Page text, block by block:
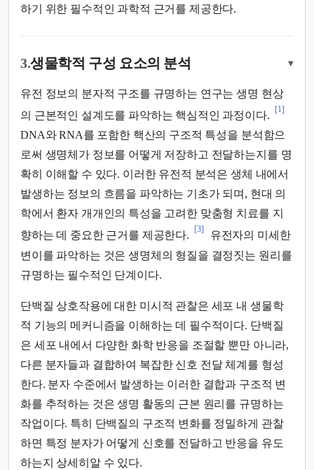
하기 위한 필수적인 과학적 근거를 제공한다.
3.생물학적 구성 요소의 분석 ▾
유전 정보의 분자적 구조를 규명하는 연구는 생명 현상
의 근본적인 설계도를 파악하는 핵심적인 과정이다.
[1]
DNA와 RNA를 포함한 핵산의 구조적 특성을 분석함으
로써 생명체가 정보를 어떻게 저장하고 전달하는지를 명
확히 이해할 수 있다. 이러한 유전적 분석은 생체 내에서
발생하는 정보의 흐름을 파악하는 기초가 되며, 현대 의
학에서 환자 개개인의 특성을 고려한 맞춤형 치료를 지
향하는 데 중요한 근거를 제공한다.
[3]
유전자의 미세한
변이를 파악하는 것은 생명체의 형질을 결정짓는 원리를
규명하는 필수적인 단계이다.
단백질 상호작용에 대한 미시적 관찰은 세포 내 생물학
적 기능의 메커니즘을 이해하는 데 필수적이다. 단백질
은 세포 내에서 다양한 화학 반응을 조절할 뿐만 아니라,
다른 분자들과 결합하여 복잡한 신호 전달 체계를 형성
한다. 분자 수준에서 발생하는 이러한 결합과 구조적 변
화를 추적하는 것은 생명 활동의 근본 원리를 규명하는
작업이다. 특히 단백질의 구조적 변화를 정밀하게 관찰
하면 특정 분자가 어떻게 신호를 전달하고 반응을 유도
하는지 상세히알 수 있다.